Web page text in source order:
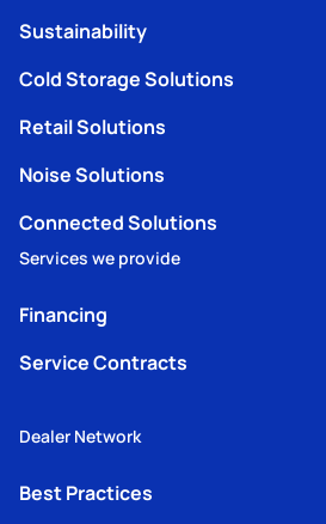
Sustainability
Cold Storage Solutions
Retail Solutions
Noise Solutions
Connected Solutions
Services we provide
Financing
Service Contracts
Dealer Network
Best Practices